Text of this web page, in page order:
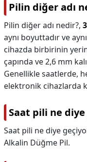
Pilin diğer adı
Pilin diğer adı nedir?,
aynı boyuttadır ve
cihazda birbirinin
çapında ve 2,6 mm
Genellikle saatlerde,
elektronik cihazlarda
Saat pili ne
Saat pili ne diye
Alkalin Düğme Pil.